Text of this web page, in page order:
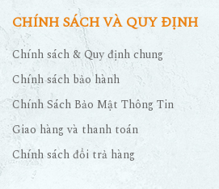
CHÍNH SÁCH VÀ QUY ĐỊNH
Chính sách & Quy định chung
Chính sách bảo hành
Chính Sách Bảo Mật Thông Tin
Giao hàng và thanh toán
Chính sách đổi trả hàng